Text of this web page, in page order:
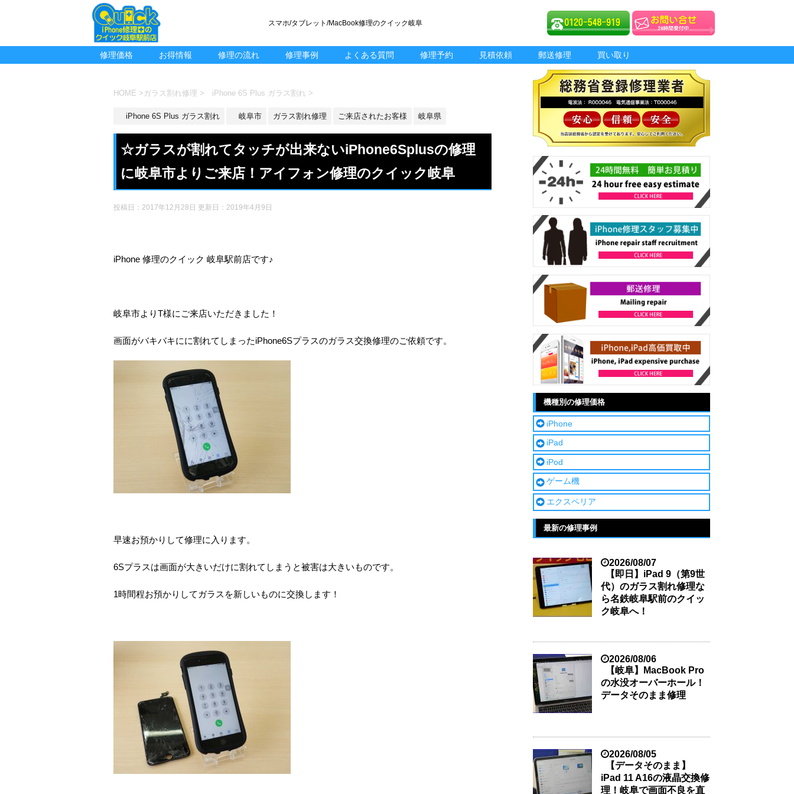
スマホ/タブレット/MacBook修理のクイック岐阜
修理価格 お得情報 修理の流れ 修理事例 よくある質問 修理予約 見積依頼 郵送修理 買い取り
HOME > ガラス割れ修理 > iPhone 6S Plus ガラス割れ >
iPhone 6S Plus ガラス割れ 岐阜市 ガラス割れ修理 ご来店されたお客様 岐阜県
☆ガラスが割れてタッチが出来ないiPhone6Splusの修理
に岐阜市よりご来店！アイフォン修理のクイック岐阜
投稿日：2017年12月28日 更新日： 2019年4月9日
iPhone 修理のクイック 岐阜駅前店です♪
岐阜市よりT様にご来店いただきました！
画面がバキバキにに割れてしまったiPhone6Sプラスのガラス交換修理のご依頼です。
早速お預かりして修理に入ります。
6Sプラスは画面が大きいだけに割れてしまうと被害は大きいものです。
1時間程お預かりしてガラスを新しいものに交換します！
機種別の修理価格
iPhone
iPad
iPod
ゲーム機
エクスペリア
最新の修理事例
2026/08/07
【即日】iPad 9（第9世
代）のガラス割れ修理な
ら名鉄岐阜駅前のクイッ
ク岐阜へ！
2026/08/06
【岐阜】MacBook Pro
の水没オーバーホール！
データそのまま修理
2026/08/05
【データそのまま】
iPad 11 A16の液晶交換修
理！岐阜で画面不良を直